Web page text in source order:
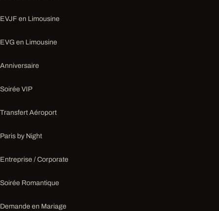
EVJF en Limousine
EVG en Limousine
Anniversaire
Soirée VIP
Transfert Aéroport
Paris by Night
Entreprise / Corporate
Soirée Romantique
Demande en Mariage